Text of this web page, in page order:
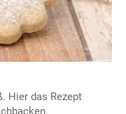
Hier das Rezept